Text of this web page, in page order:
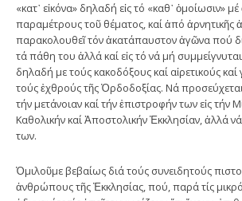
«κατ᾽ εἰκόνα» δηλαδή εἰς τό «καθ᾽ ὁμοίωσιν» μέ
παραμέτρους τοῦ θέματος, καί ἀπό
παρακολουθεῖ τόν ἀκατάπαυστον ἀγῶνα πού
τά πάθη του ἀλλά καί εἰς τό νά μή
δηλαδή με τούς κακoδόξους καί αἰρετικούς καί
τούς ἐχθρούς τῆς Ὀρδοδοξίας. Νά προσεύχεται
τήν μετάνοιαν καί τήν ἐπιστροφήν των εἰς τήν
Καθολικήν καί Ἀποστολικήν Ἐκκλησίαν, ἀλλά
των.
Ὁμιλοῦμε βεβαίως διά τούς συνειδητούς
ἀνθρώπους τῆς Ἐκκλησίας, πού, παρά τίς